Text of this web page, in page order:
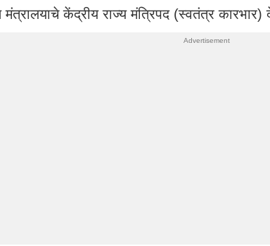
मंत्रालयाचे केंद्रीय राज्य मंत्रिपद (स्वतंत्र कारभार)